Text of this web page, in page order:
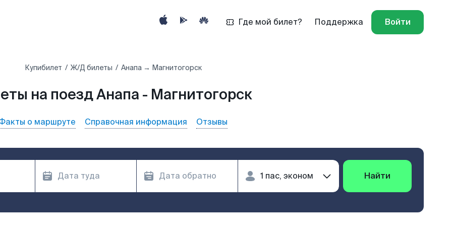
Где мой билет? Поддержка Войти
Купибилет Ж/Д билеты Анапа → Магнитогорск
на поезд Анапа - Магнитогорск
о маршруте Справочная информация Отзывы
Найти